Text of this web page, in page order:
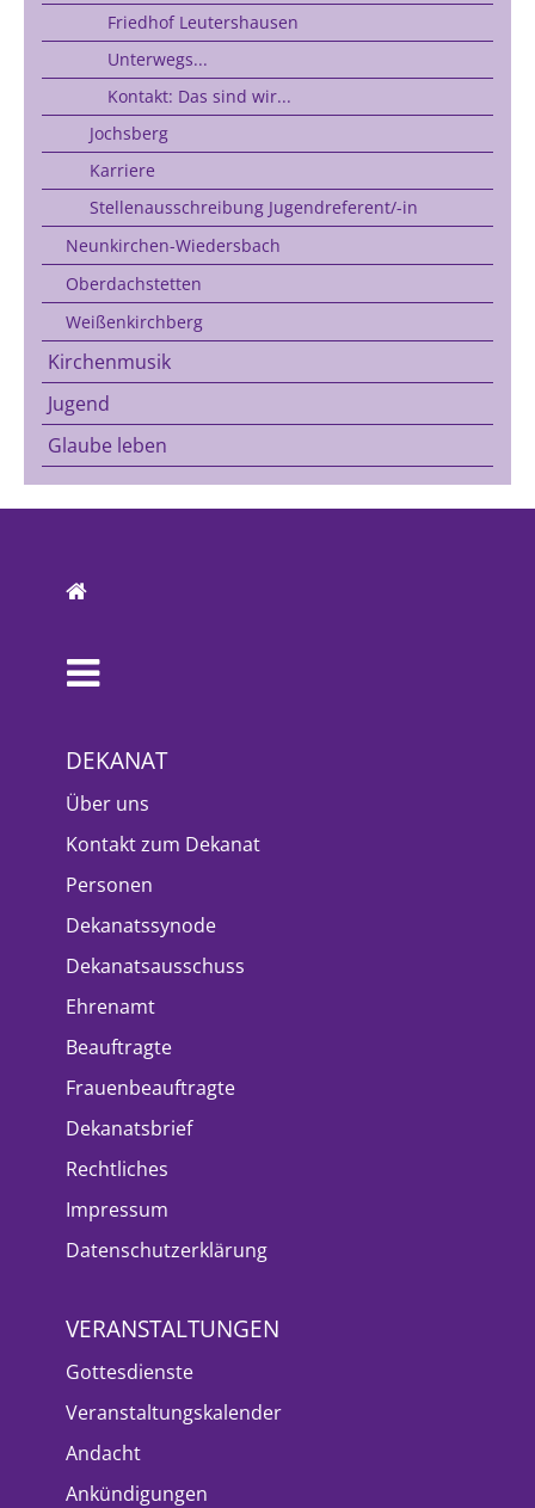
Friedhof Leutershausen
Unterwegs...
Kontakt: Das sind wir...
Jochsberg
Karriere
Stellenausschreibung Jugendreferent/-in
Neunkirchen-Wiedersbach
Oberdachstetten
Weißenkirchberg
Kirchenmusik
Jugend
Glaube leben
DEKANAT
Über uns
Kontakt zum Dekanat
Personen
Dekanatssynode
Dekanatsausschuss
Ehrenamt
Beauftragte
Frauenbeauftragte
Dekanatsbrief
Rechtliches
Impressum
Datenschutzerklärung
VERANSTALTUNGEN
Gottesdienste
Veranstaltungskalender
Andacht
Ankündigungen